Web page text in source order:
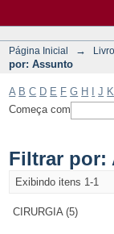
Página Inicial →
por: Assunto
A B C D E F G H J K
Começa com
Filtrar por:
Exibindo itens 1-1
CIRURGIA (5)